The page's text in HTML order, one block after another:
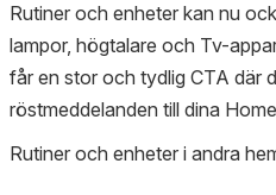
Rutiner och enheter kan nu
lampor, högtalare och Tv-
får en stor och tydlig CTA där
röstmeddelanden till dina
Rutiner och enheter i andra